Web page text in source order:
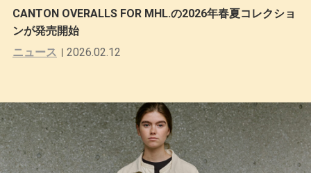
CANTON OVERALLS FOR MHL.の2026年春夏コレクショ
ンが発売開始
ニュース
2026.02.12